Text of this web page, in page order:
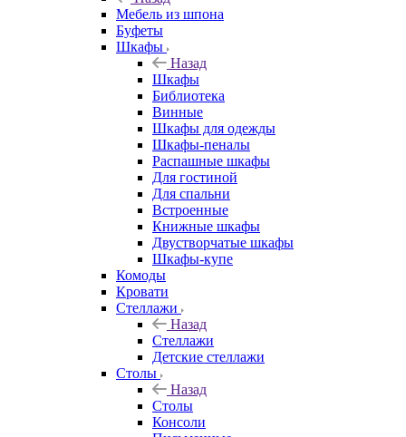
Мебель из шпона
Буфеты
Шкафы
Назад
Шкафы
Библиотека
Винные
Шкафы для одежды
Шкафы-пеналы
Распашные шкафы
Для гостиной
Для спальни
Встроенные
Книжные шкафы
Двустворчатые шкафы
Шкафы-купе
Комоды
Кровати
Стеллажи
Назад
Стеллажи
Детские стеллажи
Столы
Назад
Столы
Консоли